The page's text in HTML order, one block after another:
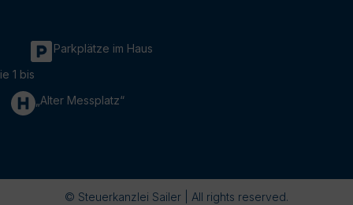
Parkplätze im Haus
1 bis
„Alter Messplatz“
© Steuerkanzlei Sailer | All rights reserved.